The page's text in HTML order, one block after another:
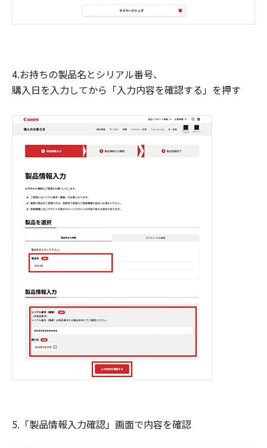
4.お持ちの製品名とシリアル番号、
購入日を入力してから「入力内容を確認する」を押す
5.「製品情報入力確認」画面で内容を確認